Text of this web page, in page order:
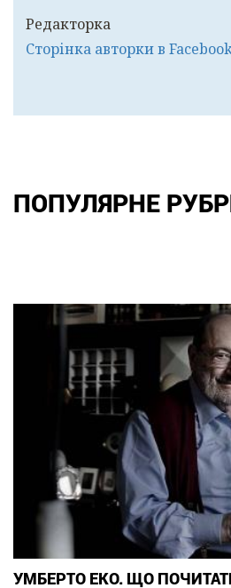
Редакторка
Сторінка авторки в
ПОПУЛЯРНЕ
УМБЕРТО ЕКО. ЩО